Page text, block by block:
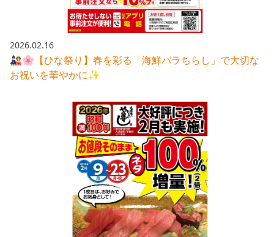
2026.02.16
🎎🌸【ひな祭り】春を彩る「海鮮バラちらし」で大切な
お祝いを華やかに✨